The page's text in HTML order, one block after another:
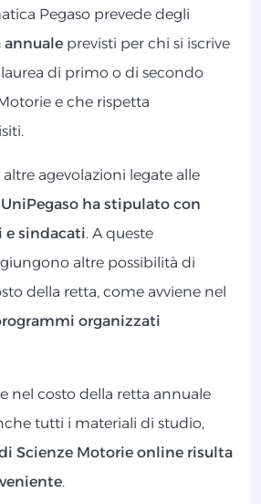
Pegaso prevede degli
previsti per chi si iscrive
di primo o di secondo
e che rispetta
agevolazioni legate alle
ha stipulato con
e sindacati. A queste
altre possibilità di
della retta, come avviene nel
organizzati
nel costo della retta annuale
tutti i materiali di studio,
Scienze Motorie online risulta
.